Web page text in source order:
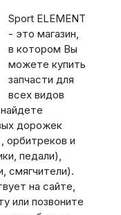
Sport ELEMENT
- это магазин,
в котором Вы
можете купить
запчасти для
всех видов
дорожек
орбитреков и
педали),
смягчители).
на сайте,
или позвоните